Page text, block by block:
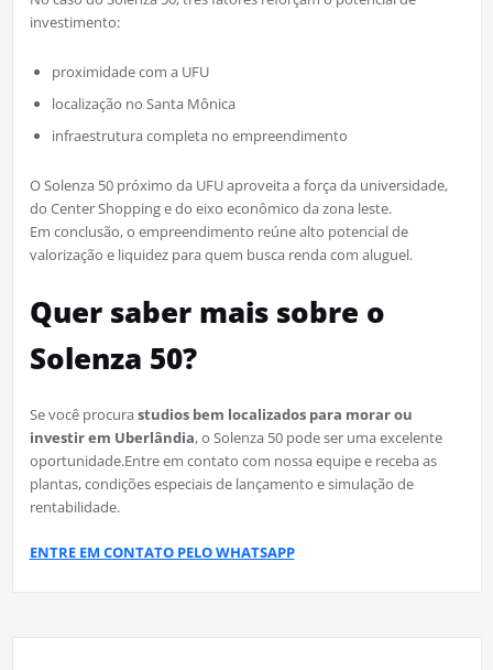
investimento:
proximidade com a UFU
localização no Santa Mônica
infraestrutura completa no empreendimento
O Solenza 50 próximo da UFU aproveita a força da universidade,
do Center Shopping e do eixo econômico da zona leste.​
Em conclusão, o empreendimento reúne alto potencial de
valorização e liquidez para quem busca renda com aluguel.
Quer saber mais sobre o
Solenza 50?
Se você procurastudios bem localizados para morar ou
investir em Uberlândia, o Solenza 50 pode ser uma excelente
oportunidade.Entre em contato com nossa equipe e receba as
plantas, condições especiais de lançamento e simulação de
rentabilidade.
ENTRE EM CONTATO PELO WHATSAPP